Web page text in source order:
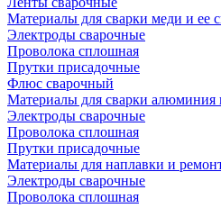
Материалы для сварки меди и ее
Электроды сварочные
Проволока сплошная
Прутки присадочные
Флюс сварочный
Материалы для сварки алюминия
Электроды сварочные
Проволока сплошная
Прутки присадочные
Материалы для наплавки и
Электроды сварочные
Проволока сплошная